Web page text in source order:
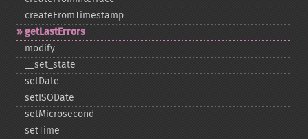
createFromTimestamp
getLastErrors
modify
_​_​set_​state
setDate
setISODate
setMicrosecond
setTime